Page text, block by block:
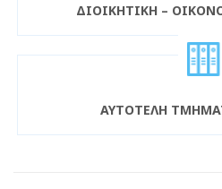
ΔΙΟΙΚΗΤΙΚΗ –
ΑΥΤΟΤΕΛΗ